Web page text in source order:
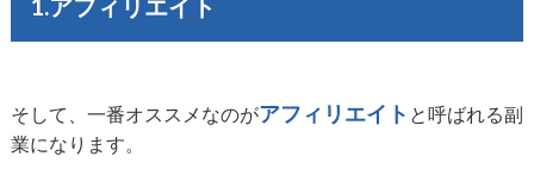
1.アフィリエイト
そして、一番オススメなのがアフィリエイト と呼ばれる副
業になります。